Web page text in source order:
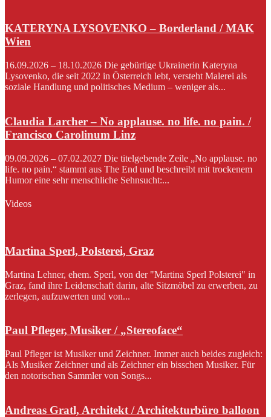
KATERYNA LYSOVENKO – Borderland / MAK
Wien
16.09.2026 – 18.10.2026 Die gebürtige Ukrainerin Kateryna
Lysovenko, die seit 2022 in Österreich lebt, versteht Malerei als
soziale Handlung und politisches Medium – weniger als...
Claudia Larcher – No applause. no life. no pain. /
Francisco Carolinum Linz
09.09.2026 – 07.02.2027 Die titelgebende Zeile „No applause. no
life. no pain.“ stammt aus The End und beschreibt mit trockenem
Humor eine sehr menschliche Sehnsucht:...
Videos
Martina Sperl, Polsterei, Graz
Martina Lehner, ehem. Sperl, von der "Martina Sperl Polsterei" in
Graz, fand ihre Leidenschaft darin, alte Sitzmöbel zu erwerben, zu
zerlegen, aufzuwerten und von...
Paul Pfleger, Musiker / „Stereoface“
Paul Pfleger ist Musiker und Zeichner. Immer auch beides zugleich:
Als Musiker Zeichner und als Zeichner ein bisschen Musiker. Für
den notorischen Sammler von Songs...
Andreas Gratl, Architekt / Architekturbüro balloon